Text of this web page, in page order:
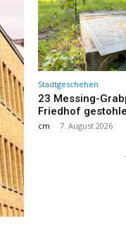
Stadtgeschehen
23 Messing-
Friedhof
cm - 7. August 2026